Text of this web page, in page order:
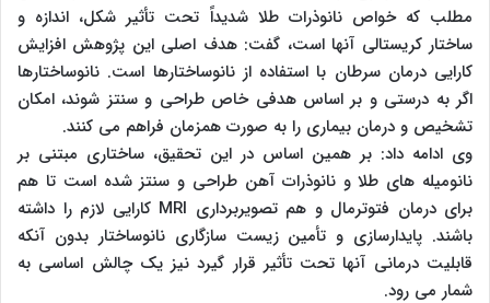
مطلب که خواص نانوذرات طلا شدیداً تحت تأثیر شکل، اندازه و
ساختار کریستالی آنها است، گفت: هدف اصلی این پژوهش افزایش
کارایی درمان سرطان با استفاده از نانوساختارها است. نانوساختارها
اگر به درستی و بر اساس هدفی خاص طراحی و سنتز شوند، امکان
تشخیص و درمان بیماری را به صورت همزمان فراهم می کنند.
وی ادامه داد: بر همین اساس در این تحقیق، ساختاری مبتنی بر
نانومیله های طلا و نانوذرات آهن طراحی و سنتز شده است تا هم
برای درمان فتوترمال و هم تصویربرداری MRI کارایی لازم را داشته
باشند. پایدارسازی و تأمین زیست سازگاری نانوساختار بدون آنکه
قابلیت درمانی آنها تحت تأثیر قرار گیرد نیز یک چالش اساسی به
شمار می رود.